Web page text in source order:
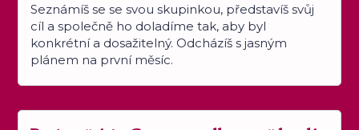
Seznámíš se se svou skupinkou, představíš svůj
cíl a společně ho doladíme tak, aby byl
konkrétní a dosažitelný. Odcházíš s jasným
plánem na první měsíc.